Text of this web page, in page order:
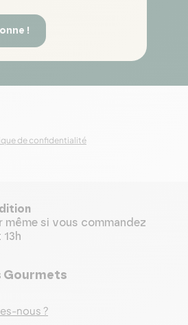
!
de confidentialité
même si vous commandez
13h
Gourmets
nous ?